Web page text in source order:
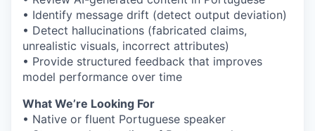
• Identify message drift (detect output deviation)
• Detect hallucinations (fabricated claims,
unrealistic visuals, incorrect attributes)
• Provide structured feedback that improves
model performance over time
What We’re Looking For
• Native or fluent Portuguese speaker